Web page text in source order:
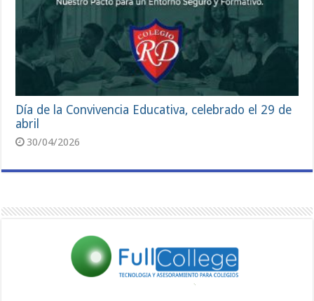
Día de la Convivencia Educativa, celebrado el 29 de
abril
30/04/2026